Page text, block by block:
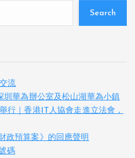
Search
流
華為辦公室及松山湖華為小鎮
行｜香港IT人協會走進立法會，
政預算案》的回應聲明
碼